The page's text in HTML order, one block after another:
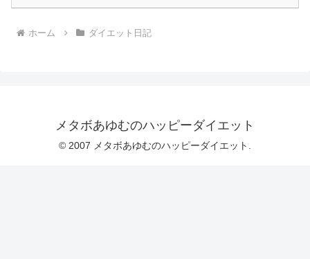
ホーム ダイエット日記
メタボあゆむのハッピーダイエット
© 2007 メタボあゆむのハッピーダイエット.